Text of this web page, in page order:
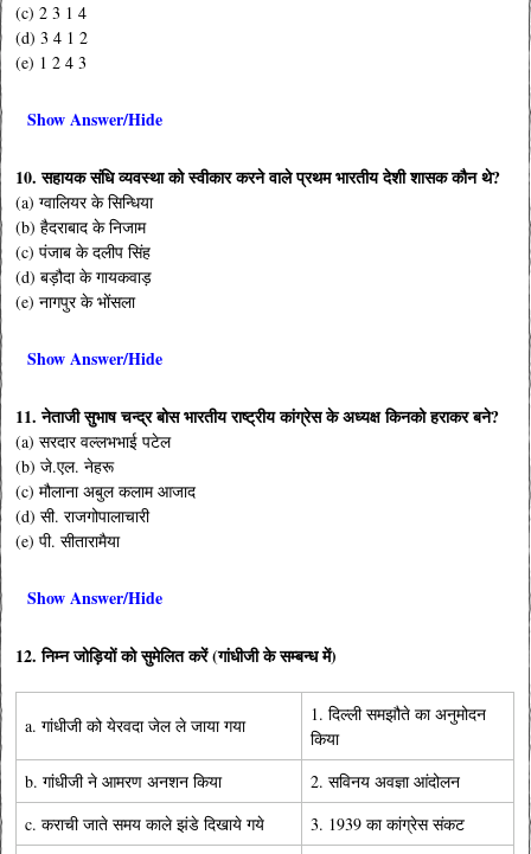
(c) 2 3 1 4
(d) 3 4 1 2
(e) 1 2 4 3
Show Answer/Hide
10. सहायक संधि व्यवस्था को स्वीकार करने वाले प्रथम भारतीय देशी शासक कौन थे?
(a) ग्वालियर के सिन्धिया
(b) हैदराबाद के निजाम
(c) पंजाब के दलीप सिंह
(d) बड़ौदा के गायकवाड़
(e) नागपुर के भोंसला
Show Answer/Hide
11. नेताजी सुभाष चन्द्र बोस भारतीय राष्ट्रीय कांग्रेस के अध्यक्ष किनको हराकर बने?
(a) सरदार वल्लभभाई पटेल
(b) जे.एल. नेहरू
(c) मौलाना अबुल कलाम आजाद
(d) सी. राजगोपालाचारी
(e) पी. सीतारामैया
Show Answer/Hide
12. निम्न जोड़ियों को सुमेलित करें (गांधीजी के सम्बन्ध में)
a. गांधीजी को येरवदा जेल ले जाया गया
1. दिल्ली समझौते का अनुमोदन
किया
b. गांधीजी ने आमरण अनशन किया
2. सविनय अवज्ञा आंदोलन
c. कराची जाते समय काले झंडे दिखाये गये
3. 1939 का कांग्रेस संकट